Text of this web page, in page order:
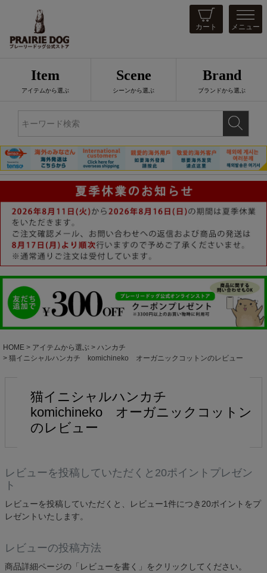
カート メニュー
Item
アイテムから選ぶ
Scene
シーンから選ぶ
Brand
ブランドから選ぶ
HOME アイテムから選ぶ
ハンカチ
猫イニシャルハンカチ komichineko オーガニックコットンのレビュー
猫イニシャルハンカチ
komichineko オーガニックコットン
のレビュー
レビューを投稿していただくと20ポイントプレゼン
ト
レビューを投稿していただくと、レビュー1件につき20ポイントをプ
レゼントいたします。
レビューの投稿方法
商品詳細ページの「レビューを書く」をクリックしてください。